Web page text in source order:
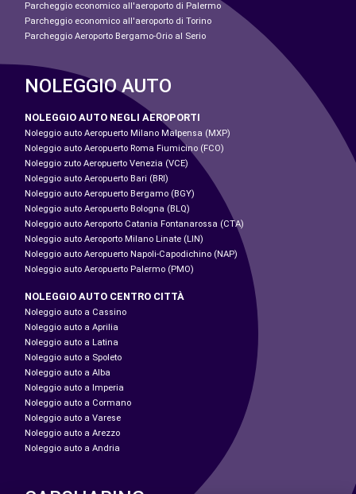
Parcheggio economico all'aeroporto di Palermo
Parcheggio economico all'aeroporto di Torino
Parcheggio Aeroporto Bergamo-Orio al Serio
NOLEGGIO AUTO
NOLEGGIO AUTO NEGLI AEROPORTI
Noleggio auto Aeropuerto Milano Malpensa (MXP)
Noleggio auto Aeropuerto Roma Fiumicino (FCO)
Noleggio zuto Aeropuerto Venezia (VCE)
Noleggio auto Aeropuerto Bari (BRI)
Noleggio auto Aeropuerto Bergamo (BGY)
Noleggio auto Aeropuerto Bologna (BLQ)
Noleggio auto Aeroporto Catania Fontanarossa (CTA)
Noleggio auto Aeroporto Milano Linate (LIN)
Noleggio auto Aeropuerto Napoli-Capodichino (NAP)
Noleggio auto Aeropuerto Palermo (PMO)
NOLEGGIO AUTO CENTRO CITTÀ
Noleggio auto a Cassino
Noleggio auto a Aprilia
Noleggio auto a Latina
Noleggio auto a Spoleto
Noleggio auto a Alba
Noleggio auto a Imperia
Noleggio auto a Cormano
Noleggio auto a Varese
Noleggio auto a Arezzo
Noleggio auto a Andria